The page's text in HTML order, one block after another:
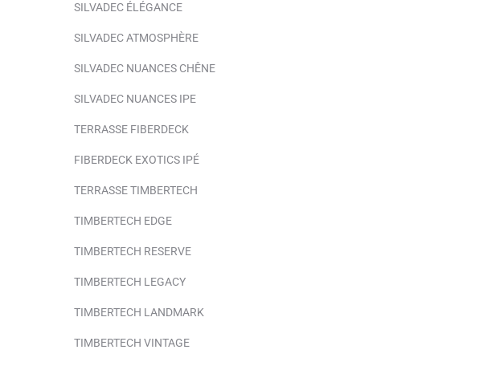
SILVADEC ÉLÉGANCE
SILVADEC ATMOSPHÈRE
SILVADEC NUANCES CHÊNE
SILVADEC NUANCES IPE
TERRASSE FIBERDECK
FIBERDECK EXOTICS IPÉ
TERRASSE TIMBERTECH
TIMBERTECH EDGE
TIMBERTECH RESERVE
TIMBERTECH LEGACY
TIMBERTECH LANDMARK
TIMBERTECH VINTAGE